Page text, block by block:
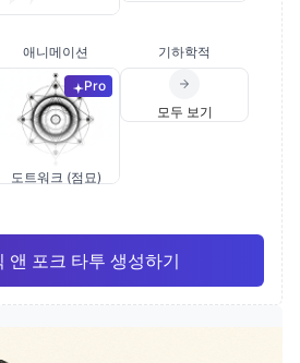
애니메이션 기하학적
Pro
도트워크 (점묘)
모두 보기
앤 포크 타투 생성하기